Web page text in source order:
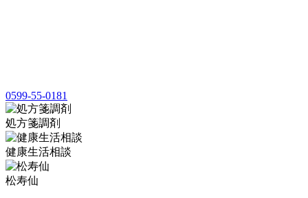
0599-55-0181
処方箋調剤
健康生活相談
松寿仙